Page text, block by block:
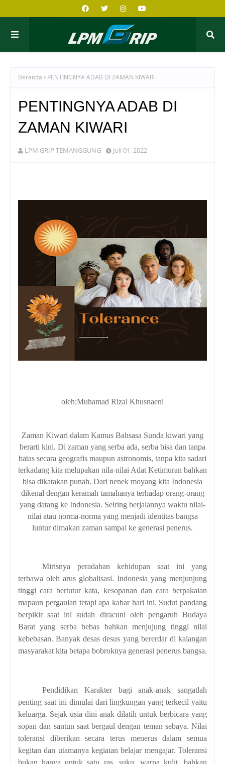
Beranda PENTINGNYA ADAB DI ZAMAN KIWARI
PENTINGNYA ADAB DI
ZAMAN KIWARI
LPM GRIP TEMANGGUNG Juli 01, 2022
oleh:Muhamad Rizal Khusnaeni
Zaman Kiwari dalam Kamus Bahsasa Sunda kiwari yang
berarti kini. Di zaman yang serba ada, serba bisa dan tanpa
batas secara geografis maupun astronomis, tanpa kita sadari
terkadang kita melupakan nila-nilai Adat Ketimuran bahkan
bisa dikatakan punah. Dari nenek moyang kita Indonesia
dikenal dengan keramah tamahanya terhadap orang-orang
yang datang ke Indonesia. Seiring berjalannya waktu nilai-
nilai atau norma-norma yang menjadi identitas bangsa
luntur dimakan zaman sampai ke generasi penerus.
Mirisnya peradaban kehidupan saat ini yang
terbawa oleh arus globalisasi. Indonesia yang menjunjung
tinggi cara bertutur kata, kesopanan dan cara berpakaian
mapaun pergaulan tetapi apa kabar hari ini. Sudut pandang
berpikir saat ini sudah diracuni oleh pengaruh Budaya
Barat yang serba bebas bahkan menjujung tinggi nilai
kebebasan. Banyak desas desus yang bererdar di kalangan
masyarakat kita betapa bobroknya generasi penerus bangsa.
Pendidikan Karakter bagi anak-anak sangatlah
penting saat ini dimulai dari lingkungan yang terkecil yaitu
keluarga. Sejak usia dini anak dilatih untuk berbicara yang
sopan dan santun saat bergaul dengan teman sebaya. Nilai
toleransi diberikan secara terus menerus dalam semua
kegitan dan utamanya kegiatan belajar mengajar. Toleransi
bukan hanya untuk satu ras, suku, warna kulit, bahkan